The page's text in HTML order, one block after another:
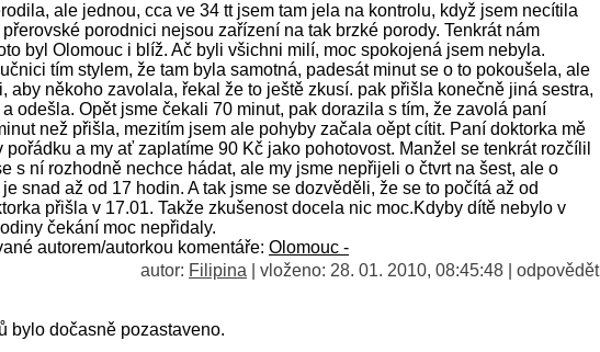
ale jednou, cca ve 34 tt jsem tam jela na kontrolu, když jsem necítila
porodnici nejsou zařízení na tak brzké porody. Tenkrát nám
byl Olomouc i blíž. Ač byli všichni milí, moc spokojená jsem nebyla.
tím stylem, že tam byla samotná, padesát minut se o to pokoušela, ale
aby někoho zavolala, řekal že to ještě zkusí. pak přišla konečně jiná sestra,
odešla. Opět jsme čekali 70 minut, pak dorazila s tím, že zavolá paní
než přišla, mezitím jsem ale pohyby začala oěpt cítit. Paní doktorka mě
a my ať zaplatíme 90 Kč jako pohotovost. Manžel se tenkrát rozčílil
s ní rozhodně nechce hádat, ale my jsme nepřijeli o čtvrt na šest, ale o
snad až od 17 hodin. A tak jsme se dozvěděli, že se to počítá až od
přišla v 17.01. Takže zkušenost docela nic moc.Kdyby dítě nebylo v
čekání moc nepřidaly.
autorem/autorkou komentáře: Olomouc -
autor: Filipina | vloženo: 28. 01. 2010, 08:45:48 | odpovědět
bylo dočasně pozastaveno.